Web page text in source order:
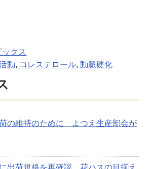
ックス
動, コレステロール, 動脈硬化
の維持のために よつえ生産部会が
出荷規格を再確認 花ハスの目揃え